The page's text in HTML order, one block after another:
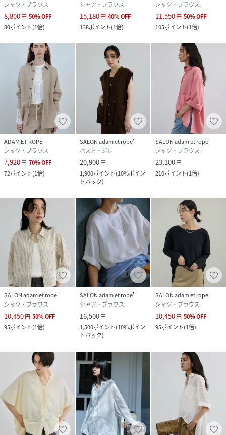
品番
RW3779_SHH36300
SHH36300-27-099 RW3779 )
シャツ・ブラウス
8,800円 50%OFF
80ポイント(1倍)
シャツ・ブラウス
15,180円 40%OFF
138ポイント(1倍)
シャツ・ブラウス
11,550円 50%OFF
105ポイント(1倍)
ADAM ET ROPE'
シャツ・ブラウス
7,920円 70%OFF
72ポイント(1倍)
SALON adam et rope'
ベスト・ジレ
20,900円
1,900ポイント(10%ポイン
トバック)
SALON adam et rope'
シャツ・ブラウス
23,100円
210ポイント(1倍)
SALON adam et rope'
シャツ・ブラウス
10,450円 50%OFF
95ポイント(1倍)
SALON adam et rope'
シャツ・ブラウス
16,500円
1,500ポイント(10%ポイン
トバック)
SALON adam et rope'
シャツ・ブラウス
10,450円 50%OFF
95ポイント(1倍)